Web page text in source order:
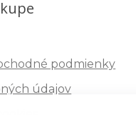
podmienky
údajov